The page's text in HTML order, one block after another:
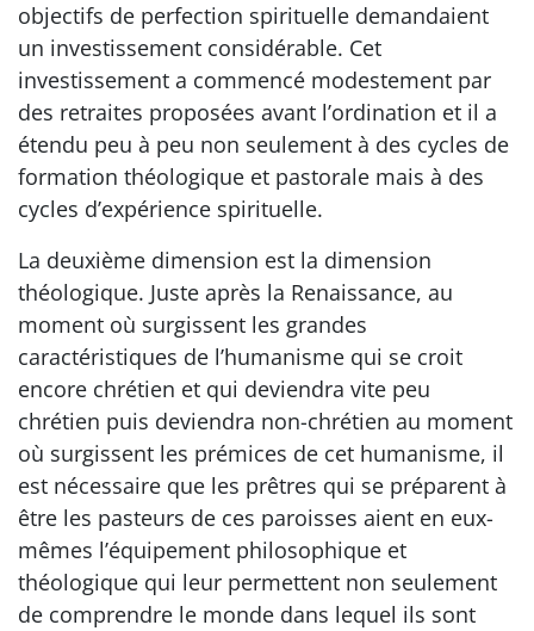
objectifs de perfection spirituelle demandaient
un investissement considérable. Cet
investissement a commencé modestement par
des retraites proposées avant l’ordination et il a
étendu peu à peu non seulement à des cycles de
formation théologique et pastorale mais à des
cycles d’expérience spirituelle.
La deuxième dimension est la dimension
théologique. Juste après la Renaissance, au
moment où surgissent les grandes
caractéristiques de l’humanisme qui se croit
encore chrétien et qui deviendra vite peu
chrétien puis deviendra non-chrétien au moment
où surgissent les prémices de cet humanisme, il
est nécessaire que les prêtres qui se préparent à
être les pasteurs de ces paroisses aient en eux-
mêmes l’équipement philosophique et
théologique qui leur permettent non seulement
de comprendre le monde dans lequel ils sont